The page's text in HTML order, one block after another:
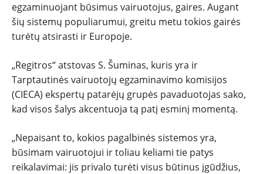
egzaminuojant būsimus vairuotojus, gaires. Augant
šių sistemų populiarumui, greitu metu tokios gairės
turėtų atsirasti ir Europoje.
„Regitros“ atstovas S. Šuminas, kuris yra ir
Tarptautinės vairuotojų egzaminavimo komisijos
(CIECA) ekspertų patarėjų grupės pavaduotojas sako,
kad visos šalys akcentuoja tą patį esminį momentą.
„Nepaisant to, kokios pagalbinės sistemos yra,
būsimam vairuotojui ir toliau keliami tie patys
reikalavimai: jis privalo turėti visus būtinus įgūdžius,